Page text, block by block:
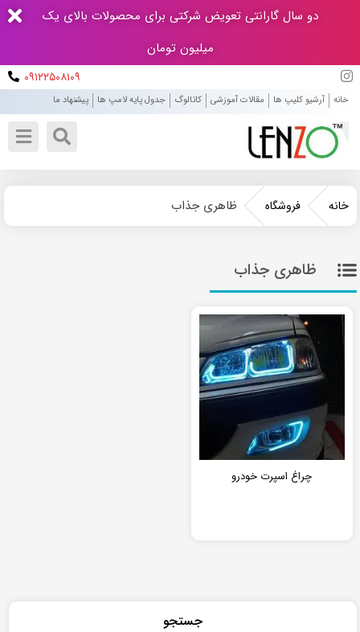
دو سال گارانتی تعویض شرکتی برای محصولات بالای یک
میلیون تومان
۰۹۱۲۲۵۰۸۱۰۹
خانه آرشیو کلیپ ها مقالات آموزشی کاتالوگ جدول پایه لامپ ها پیشنهاد ما
خانه فروشگاه ظاهری جذاب
ظاهری جذاب
چراغ اسپرت خودرو
جستجو